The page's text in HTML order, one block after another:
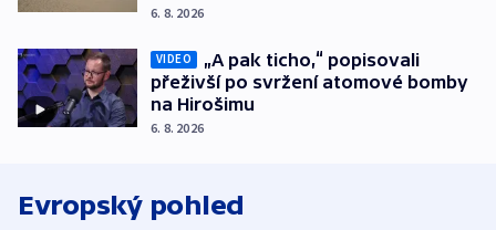
6. 8. 2026
VIDEO
„A pak ticho,“ popisovali
přeživší po svržení atomové bomby
na Hirošimu
6. 8. 2026
Evropský pohled